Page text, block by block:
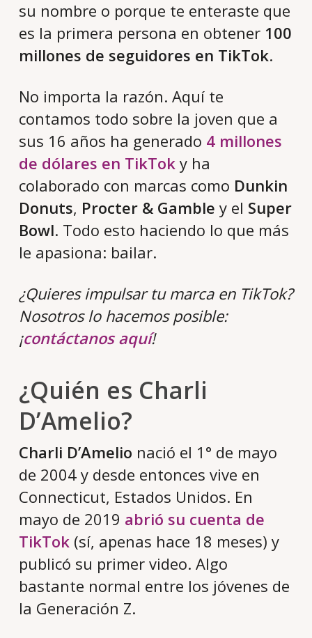
su nombre o porque te enteraste que
es la primera persona en obtener 100
millones de seguidores en TikTok.
No importa la razón. Aquí te
contamos todo sobre la joven que a
sus 16 años ha generado 4 millones
de dólares en TikToky ha
colaborado con marcas como Dunkin
Donuts, Procter & Gamble y el Super
Bowl. Todo esto haciendo lo que más
le apasiona: bailar.
¿Quieres impulsar tu marca en TikTok?
Nosotros lo hacemos posible:
¡contáctanos aquí!
¿Quién es Charli
D’Amelio?
Charli D’Amelio nació el 1° de mayo
de 2004 y desde entonces vive en
Connecticut, Estados Unidos. En
mayo de 2019 abrió su cuenta de
TikTok(sí, apenas hace 18 meses) y
publicó su primer video. Algo
bastante normal entre los jóvenes de
la Generación Z.